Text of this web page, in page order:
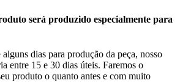
será produzido especialmente para
dias para produção da peça, nosso
entre 15 e 30 dias úteis. Faremos o
produto o quanto antes e com muito